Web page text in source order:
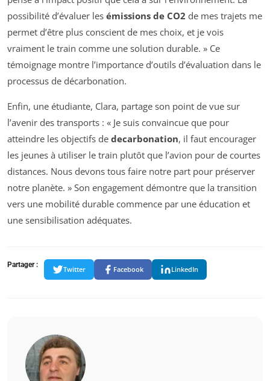
possibilité d’évaluer les émissions de CO2 de mes trajets me
permet d’être plus conscient de mes choix, et je vois
vraiment le train comme une solution durable. » Ce
témoignage montre l’importance d’outils d’évaluation dans le
processus de décarbonation.
Enfin, une étudiante, Clara, partage son point de vue sur
l’avenir des transports : « Je suis convaincue que pour
atteindre les objectifs de decarbonation, il faut encourager
les jeunes à utiliser le train plutôt que l’avion pour de courtes
distances. Nous devons tous faire notre part pour préserver
notre planète. » Son engagement démontre que la transition
vers une mobilité durable commence par une éducation et
une sensibilisation adéquates.
Partager :
Twitter Facebook LinkedIn